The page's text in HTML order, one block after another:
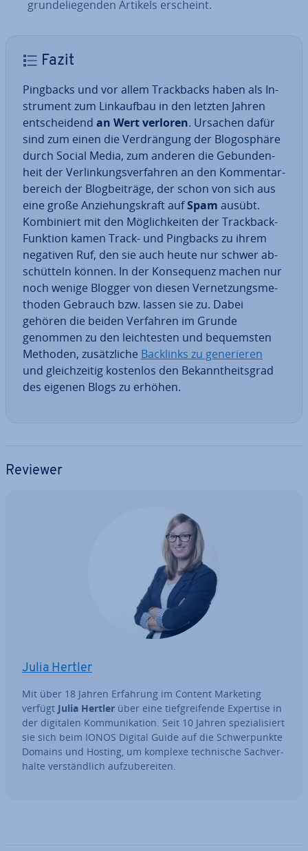
grun­de­lie­gen­den Artikels erscheint.
Fazit
Pingbacks und vor allem Track­backs haben als In­
stru­ment zum Link­auf­bau in den letzten Jahren
ent­schei­dend an Wert verloren. Ursachen dafür
sind zum einen die Ver­drän­gung der Blogo­sphä­re
durch Social Media, zum anderen die Ge­bun­den­
heit der Ver­lin­kungs­ver­fah­ren an den Kom­men­tar­
be­reich der Blog­bei­trä­ge, der schon von sich aus
eine große An­zie­hungs­kraft aufSpam ausübt.
Kom­bi­niert mit den Mög­lich­kei­ten der Trackback-
Funktion kamen Track- und Pingbacks zu ihrem
negativen Ruf, den sie auch heute nur schwer ab­
schüt­teln können. In der Kon­se­quenz machen nur
noch wenige Blogger von diesen Ver­net­zungs­me­
tho­den Gebrauch bzw. lassen sie zu. Dabei
gehören die beiden Verfahren im Grunde
genommen zu den leich­tes­ten und be­quems­ten
Methoden, zu­sätz­li­che Backlinks zu ge­ne­rie­ren
und gleich­zei­tig kostenlos den Be­kannt­heits­grad
des eigenen Blogs zu erhöhen.
Reviewer
Julia Hertler
Mit über 18 Jahren Erfahrung im Content Marketing
verfügt Julia Hertler über eine tief­grei­fen­de Expertise in
der digitalen Kom­mu­ni­ka­ti­on. Seit 10 Jahren spe­zia­li­siert
sie sich beim IONOS Digital Guide auf die Schwer­punk­te
Domains und Hosting, um komplexe tech­ni­sche Sach­ver­
hal­te ver­ständ­lich auf­zu­be­rei­ten.